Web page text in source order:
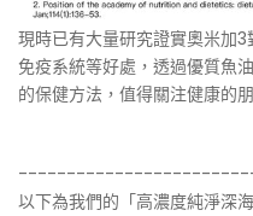
現時已有大量研究證實奧米加
免疫系統等好處，透過優質魚
的保健方法，值得關注健康的
以下為我們的「高濃度純淨深